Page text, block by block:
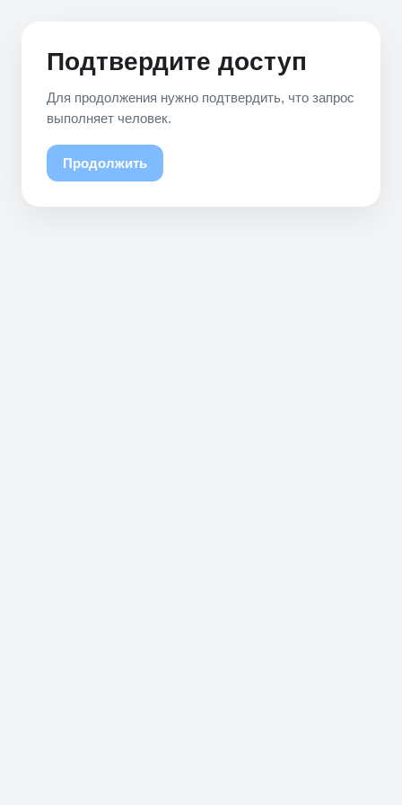
Подтвердите доступ
Для продолжения нужно подтвердить, что запрос
выполняет человек.
Продолжить